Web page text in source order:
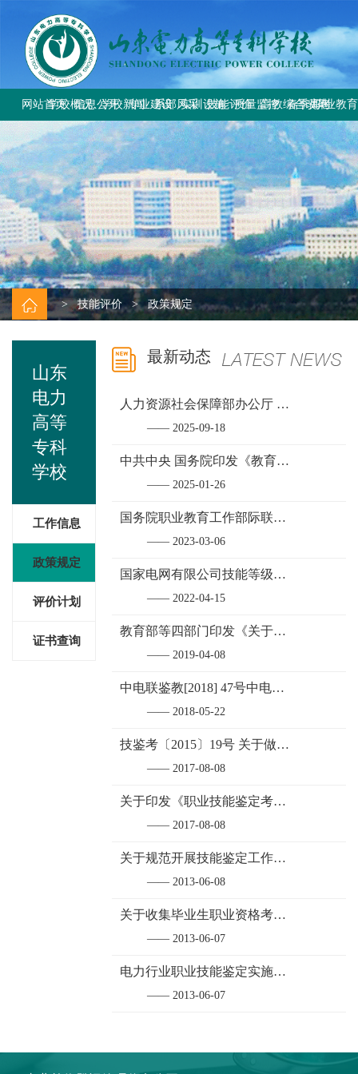
网站首页学校概况
学校简介
学校章程
历史沿革
规章制度
校园风貌
信息公开学校新闻
学校要闻
校园公告
专业建设
专业设置
方案标准建设
教材课程建设
师资队伍建设
实训资源建设
学生技能大赛
系部风采
电气工程系
电气自动化系
动力工程系
计量工程系
信息工程系
基础教学部
实训设施
总体简介
重点实训室
技能评价
工作信息
政策规定
评价计划
证书查询
质量监控
工作动态
规章制度
高教综合改革
教育部与省教
改革工作推
春季高考
上级文件
通知公告
成绩查询
职业教
> 技能评价 > 政策规定
山东
电力
高等
专科
学校
工作信息
政策规定
评价计划
证书查询
最新动态
人力资源社会保障部办公厅 教育部办公厅关于做好教育部门负责管理的职业技能等级证书移交工作的通知
—— 2025-09-18
中共中央 国务院印发《教育强国建设规划纲要（2024-2035）》
—— 2025-01-26
国务院职业教育工作部际联席会议办公室发布《职业教育培训评价组织及职业技能等级证书退出目录实施细则》的通知
—— 2023-03-06
国家电网有限公司技能等级评价指导中心职业技能等级证书考核管理制度（试行）
—— 2022-04-15
教育部等四部门印发《关于在院校实施“学历证书+若干职业技能等级证书”制度试点方案》的通知
—— 2019-04-08
中电联鉴教[2018] 47号中电联关于印发《关于实施电力行业从业人员技能等级证书制度的意见》的通知
—— 2018-05-22
技鉴考〔2015〕19号 关于做好电力行业启用新版国家职业资格证书有关工作的通知
—— 2017-08-08
关于印发《职业技能鉴定考务管理编码方案》的通知
—— 2017-08-08
关于规范开展技能鉴定工作，深入推行“双证书”制度的通知
—— 2013-06-08
关于收集毕业生职业资格考试信息并发放特困生技能鉴定专项补助的通知
—— 2013-06-07
电力行业职业技能鉴定实施办法
—— 2013-06-07